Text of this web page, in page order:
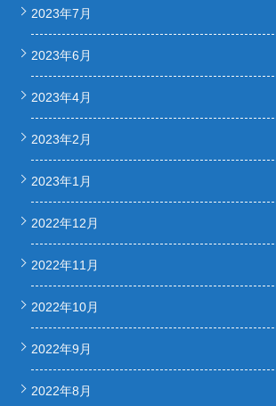
2023年7月
2023年6月
2023年4月
2023年2月
2023年1月
2022年12月
2022年11月
2022年10月
2022年9月
2022年8月